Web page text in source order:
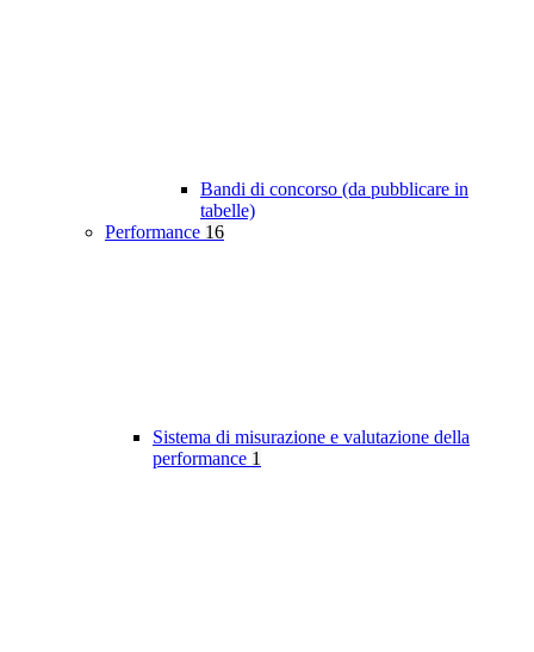
Bandi di concorso (da pubblicare in
tabelle)
Performance 16
Sistema di misurazione e valutazione della
performance 1